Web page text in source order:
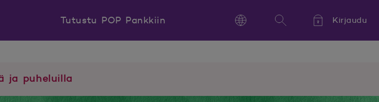
Tutustu POP Pankkiin
Kieli,
Language
Language Hae
Kirjaudu
ja puheluilla